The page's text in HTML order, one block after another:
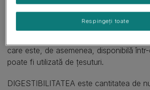
este biodisponibilă.
BIODISPONIBILITATEA reprezintă
care este, de asemenea, disponibilă
poate fi utilizată de ţesuturi.
DIGESTIBILITATEA este cantitatea de
Respingeți toate